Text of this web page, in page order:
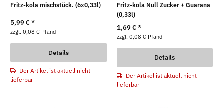
Fritz-kola mischstück. (6x0,33l)
5,99 €*
zzgl. 0,08 € Pfand
Details
Der Artikel ist aktuell nicht
lieferbar
Fritz-kola Null Zucker + Guarana
(0,33l)
1,69 €*
zzgl. 0,08 € Pfand
Details
Der Artikel ist aktuell nicht
lieferbar